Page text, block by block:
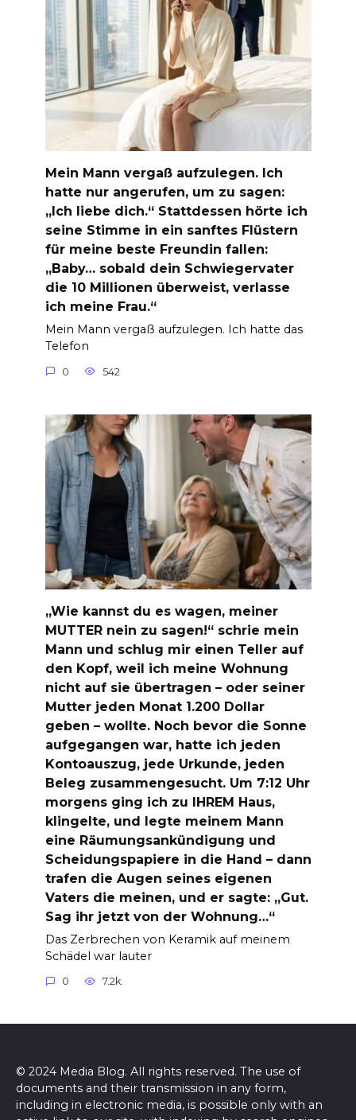
Mein Mann vergaß aufzulegen. Ich
hatte nur angerufen, um zu sagen:
„Ich liebe dich.“ Stattdessen hörte ich
seine Stimme in ein sanftes Flüstern
für meine beste Freundin fallen:
„Baby… sobald dein Schwiegervater
die 10 Millionen überweist, verlasse
ich meine Frau.“
Mein Mann vergaß aufzulegen. Ich hatte das
Telefon
0 542
„Wie kannst du es wagen, meiner
MUTTER nein zu sagen!“ schrie mein
Mann und schlug mir einen Teller auf
den Kopf, weil ich meine Wohnung
nicht auf sie übertragen – oder seiner
Mutter jeden Monat 1.200 Dollar
geben – wollte. Noch bevor die Sonne
aufgegangen war, hatte ich jeden
Kontoauszug, jede Urkunde, jeden
Beleg zusammengesucht. Um 7:12 Uhr
morgens ging ich zu IHREM Haus,
klingelte, und legte meinem Mann
eine Räumungsankündigung und
Scheidungspapiere in die Hand – dann
trafen die Augen seines eigenen
Vaters die meinen, und er sagte: „Gut.
Sag ihr jetzt von der Wohnung…“
Das Zerbrechen von Keramik auf meinem
Schädel war lauter
0 7.2k.
© 2024 Media Blog. All rights reserved. The use of
documents and their transmission in any form,
including in electronic media, is possible only with an